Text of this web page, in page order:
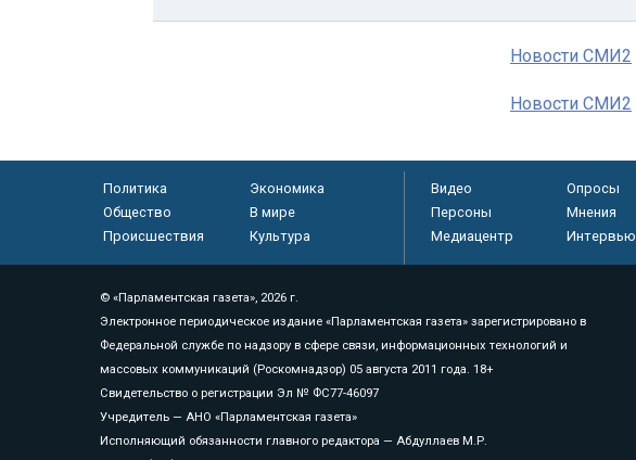
Новости СМИ2
Новости СМИ2
Политика
Экономика
Общество
В мире
Происшествия
Культура
Видео Опросы
Персоны
Мнения
Медиацентр
Интервью
© «Парламентская газета», 2026 г.
Электронное периодическое издание «Парламентская газета» зарегистрировано в
Федеральной службе по надзору в сфере связи, информационных технологий и
массовых коммуникаций (Роскомнадзор) 05 августа 2011 года. 18+
Свидетельство о регистрации Эл № ФС77-46097
Учредитель — АНО «Парламентская газета»
Исполняющий обязанности главного редактора — Абдуллаев М.Р.